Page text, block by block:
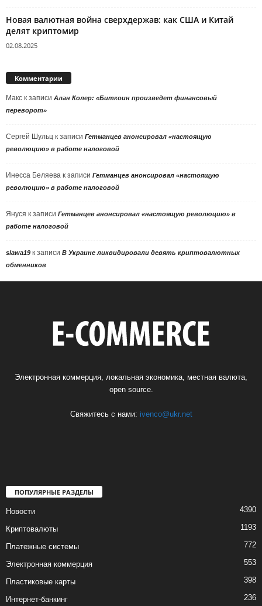
Новая валютная война сверхдержав: как США и Китай
делят криптомир
02.08.2025
Комментарии
Макс к записи Алан Колер: «Биткоин произведет финансовый
переворот»
Сергей Шульц к записи Гетманцев анонсировал «настоящую
революцию» в работе налоговой
Инесса Беляева к записи Гетманцев анонсировал «настоящую
революцию» в работе налоговой
Януся к записи Гетманцев анонсировал «настоящую революцию» в
работе налоговой
slawa19 к записи В Украине ликвидировали девять криптовалютных
обменников
Электронная коммерция, локальная экономика, местная валюта,
open source.
Свяжитесь с нами: ivenco@ukr.net
ПОПУЛЯРНЫЕ РАЗДЕЛЫ
Новости 4390
Криптовалюты 1193
Платежные системы 772
Электронная коммерция 553
Пластиковые карты 398
Интернет-банкинг 236